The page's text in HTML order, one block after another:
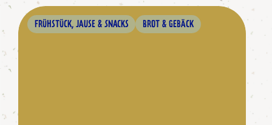
FRÜHSTÜCK, JAUSE & SNACKS BROT & GEBÄCK